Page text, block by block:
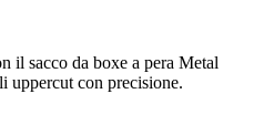
il sacco da boxe a pera Metal
uppercut con precisione.